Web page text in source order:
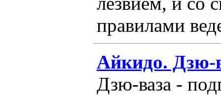
правилами
Айкидо. Дзю-
Дзю-ваза -